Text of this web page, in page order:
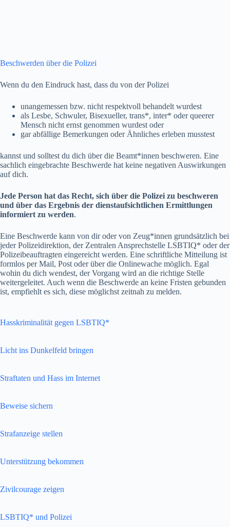
Beschwerden über die Polizei
Wenn du den Eindruck hast, dass du von der Polizei
unangemessen bzw. nicht respektvoll behandelt wurdest
als Lesbe, Schwuler, Bisexueller, trans*, inter* oder queerer
Mensch nicht ernst genommen wurdest oder
gar abfällige Bemerkungen oder Ähnliches erleben musstest
kannst und solltest du dich über die Beamt*innen beschweren. Eine
sachlich eingebrachte Beschwerde hat keine negativen Auswirkungen
auf dich.
Jede Person hat das Recht, sich über die Polizei zu beschweren
und über das Ergebnis der dienstaufsichtlichen Ermittlungen
informiert zu werden.
Eine Beschwerde kann von dir oder von Zeug*innen grundsätzlich bei
jeder Polizeidirektion, der Zentralen Ansprechstelle LSBTIQ* oder der
Polizeibeauftragten eingereicht werden. Eine schriftliche Mitteilung ist
formlos per Mail, Post oder über die Onlinewache möglich. Egal
wohin du dich wendest, der Vorgang wird an die richtige Stelle
weitergeleitet. Auch wenn die Beschwerde an keine Fristen gebunden
ist, empfiehlt es sich, diese möglichst zeitnah zu melden.
Hasskriminalität gegen LSBTIQ*
Licht ins Dunkelfeld bringen
Straftaten und Hass im Internet
Beweise sichern
Strafanzeige stellen
Unterstützung bekommen
Zivilcourage zeigen
LSBTIQ* und Polizei